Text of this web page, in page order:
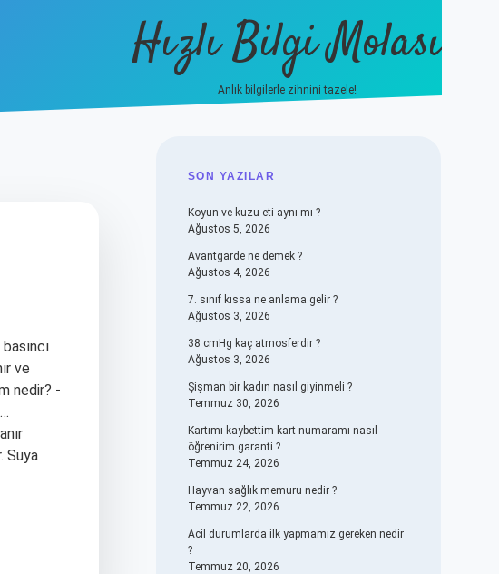
Hızlı Bilgi Molası
Anlık bilgilerle zihnini tazele!
ve
nedir? -
Suya
SIDEBAR
SON YAZILAR
Koyun ve kuzu eti aynı mı ?
Ağustos 5, 2026
Avantgarde ne demek ?
Ağustos 4, 2026
7. sınıf kıssa ne anlama gelir ?
Ağustos 3, 2026
38 cmHg kaç atmosferdir ?
Ağustos 3, 2026
Şişman bir kadın nasıl giyinmeli ?
Temmuz 30, 2026
Kartımı kaybettim kart numaramı nasıl
öğrenirim garanti ?
Temmuz 24, 2026
Hayvan sağlık memuru nedir ?
Temmuz 22, 2026
Acil durumlarda ilk yapmamız gereken nedir
?
Temmuz 20, 2026